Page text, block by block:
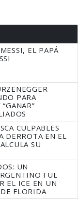
EL PAPÁ
PARA
CULPABLES
DERROTA EN EL
SU
UN
FUE
EL ICE EN UN
FLORIDA